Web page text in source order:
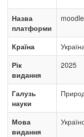
Назва
платформи
moodle
Країна
Рік
видання
2025
Галузь
науки
Мова
видання